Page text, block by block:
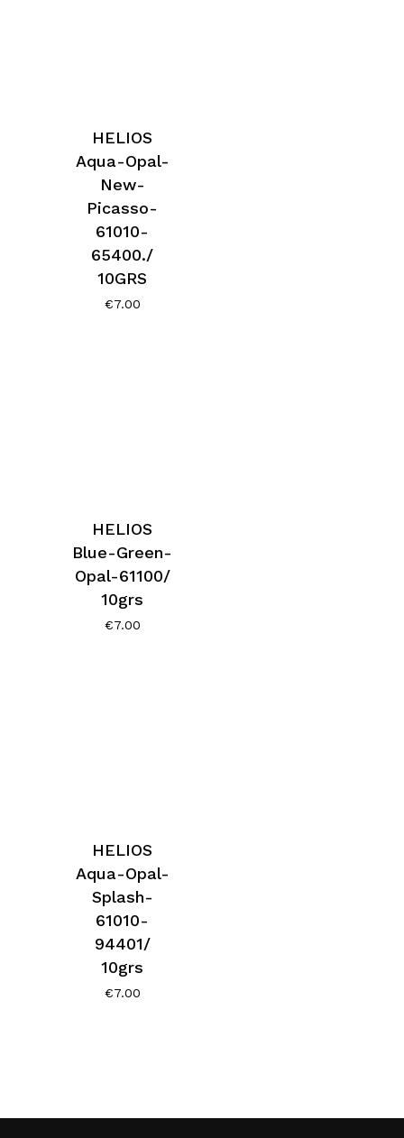
HELIOS
Aqua-Opal-
New-
Picasso-
61010-
65400./
10GRS
€7.00
HELIOS
Blue-Green-
Opal-61100/
10grs
€7.00
HELIOS
Aqua-Opal-
Splash-
61010-
94401/
10grs
€7.00